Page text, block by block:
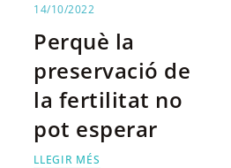
14/10/2022
Perquè la
preservació de
la fertilitat no
pot esperar
LLEGIR MÉS